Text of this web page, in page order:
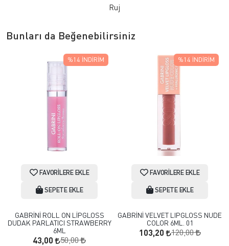
Ruj
Bunları da Beğenebilirsiniz
FAVORILERE EKLE
SEPETE EKLE
GABRİNİ ROLL ON LİPGLOSS
DUDAK PARLATICI STRAWBERRY
6ML
43,00 50,00
%14 İNDIRIM
FAVORILERE EKLE
SEPETE EKLE
GABRİNİ VELVET LIPGLOSS NUDE
COLOR 6ML. 01
103,20 120,00
%14 İNDIRIM